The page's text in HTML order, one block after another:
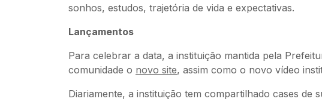
sonhos, estudos, trajetória de vida e expectativas.
Lançamentos
Para celebrar a data, a instituição mantida pela
comunidade o novo site, assim como o novo vídeo
Diariamente, a instituição tem compartilhado cases de